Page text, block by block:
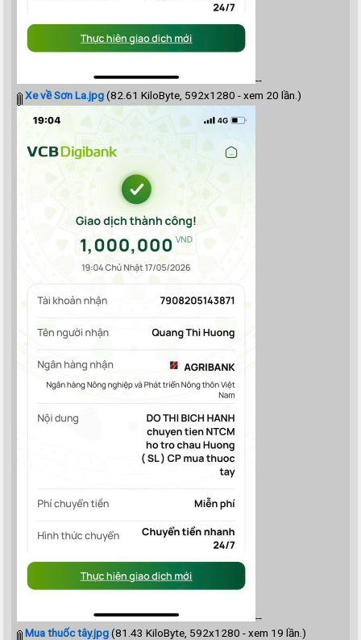
--
Xe về Sơn La.jpg(82.61 KiloByte, 592x1280 - xem 20 lần.)
--
Mua thuốc tây.jpg(81.43 KiloByte, 592x1280 - xem 19 lần.)